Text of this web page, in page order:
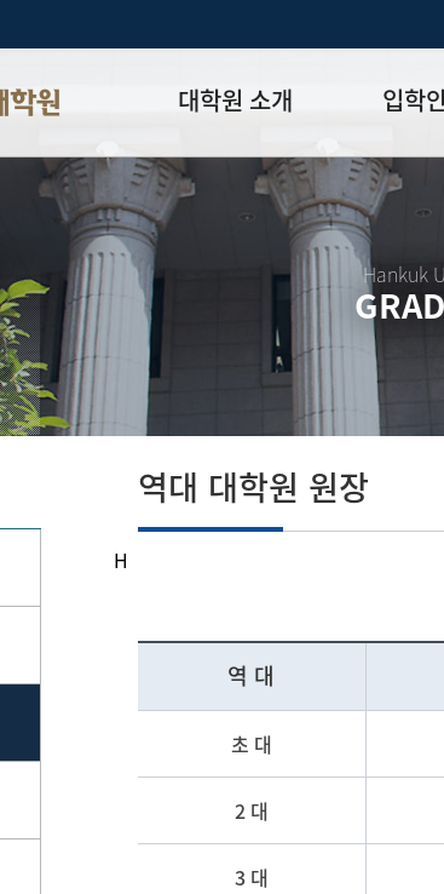
학원 대학원 소개
원장인사
연혁
주임교수 연락처
자체 평가
입학
모집일정
모집요강
입시 공지사항
학부-대학원
석·박사 통합
박사후 연구과정
Hankuk
H
역대 대학원 원장
역 대
초 대
2 대
3 대